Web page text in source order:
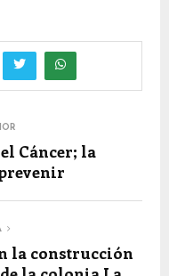
Cáncer; la
la construcción